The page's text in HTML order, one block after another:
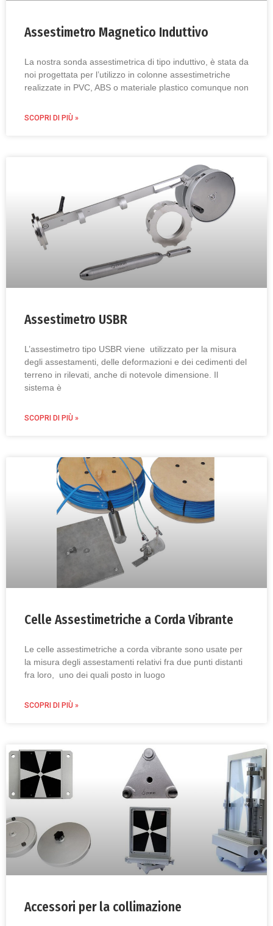
Assestimetro Magnetico Induttivo
La nostra sonda assestimetrica di tipo induttivo, è stata da
noi progettata per l’utilizzo in colonne assestimetriche
realizzate in PVC, ABS o materiale plastico comunque non
SCOPRI DI PIÙ »
Assestimetro USBR
L’assestimetro tipo USBR viene utilizzato per la misura
degli assestamenti, delle deformazioni e dei cedimenti del
terreno in rilevati, anche di notevole dimensione. Il
sistema è
SCOPRI DI PIÙ »
Celle Assestimetriche a Corda Vibrante
Le celle assestimetriche a corda vibrante sono usate per
la misura degli assestamenti relativi fra due punti distanti
fra loro, uno dei quali posto in luogo
SCOPRI DI PIÙ »
Accessori per la collimazione